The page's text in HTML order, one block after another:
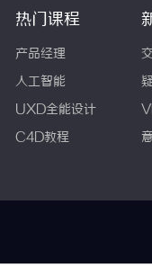
热门课程
产品经理
人工智能
UXD全能设计
C4D教程